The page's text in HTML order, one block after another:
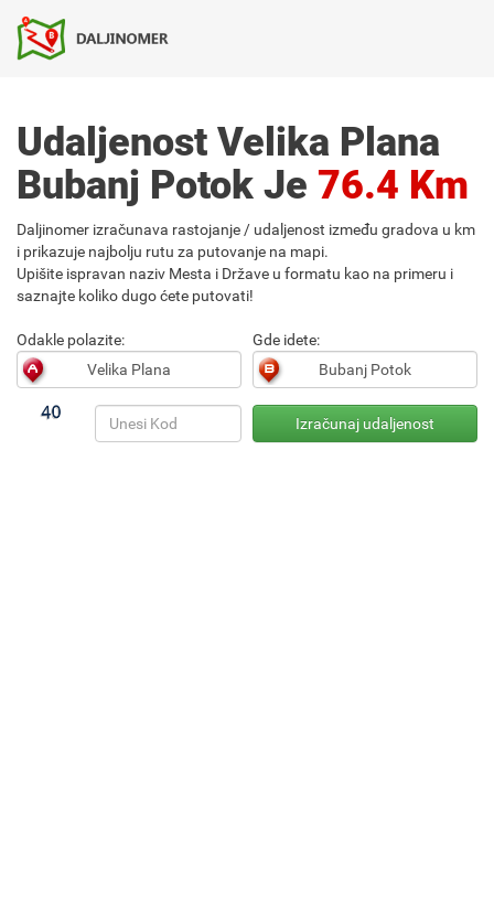
Udaljenost Velika Plana
Bubanj Potok Je 76.4 Km
Daljinomer izračunava rastojanje / udaljenost između gradova u km
i prikazuje najbolju rutu za putovanje na mapi.
Upišite ispravan naziv Mesta i Države u formatu kao na primeru i
saznajte koliko dugo ćete putovati!
Odakle polazite: Gde idete: